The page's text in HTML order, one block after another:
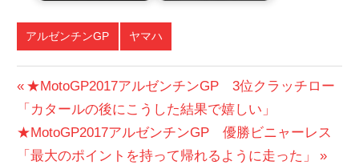
アルゼンチンGP ヤマハ
投
稿
ナ
前
の
投
稿:
★MotoGP2017アルゼンチンGP 3位クラッチロー
「カタールの後にこうした結果で嬉しい」
次
の
★MotoGP2017アルゼンチンGP 優勝ビニャーレス
「最大のポイントを持って帰れるように走った」